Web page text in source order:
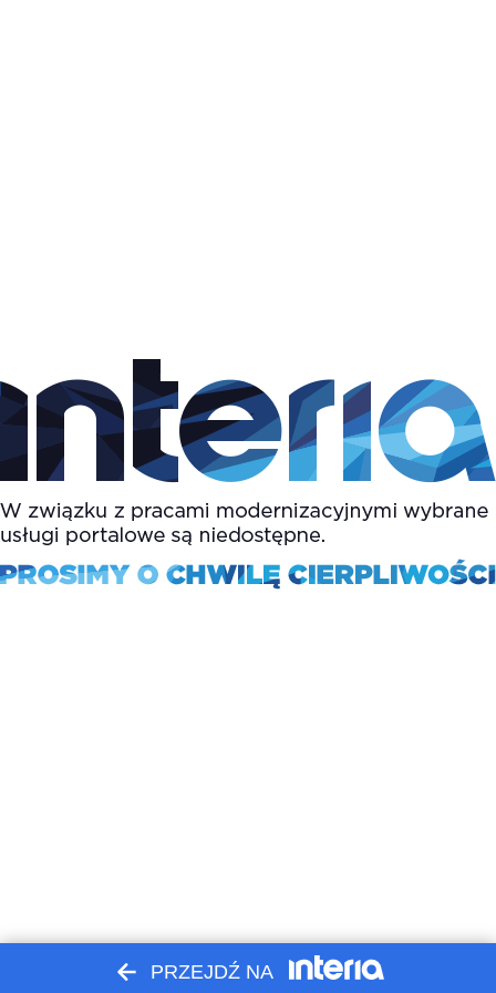
PRZEJDŹ NA